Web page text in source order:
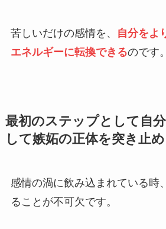
苦しいだけの感情を、
自分をよ
エネルギーに転換できるのです。
最初のステップとして自
して嫉妬の正体を突き止
感情の渦に飲み込まれている時
ることが不可欠です。